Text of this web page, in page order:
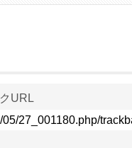
URL
27_001180.php/